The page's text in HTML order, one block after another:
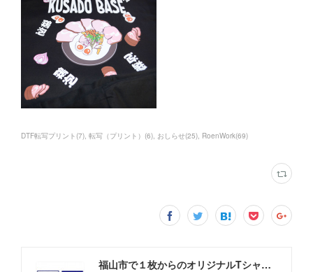
DTF転写プリント (7) 転写（プリント） (6) おしらせ(25) RoenWork(69)
福山市で１枚からのオリジナルTシャツプリント・洋服直しのことなら【ロウエン - ROEN】